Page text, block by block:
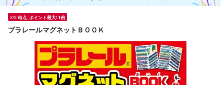
8/9 時点_ポイント最大11倍
プラレールマグネットＢＯＯＫ